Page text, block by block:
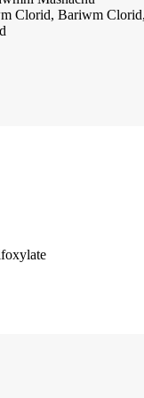
Clorid, Bariwm